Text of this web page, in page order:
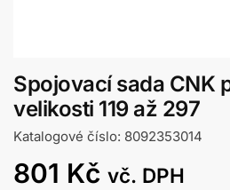
Spojovací sada CNK
velikosti 119 až 297
Katalogové číslo: 8092353014
801 Kč vč. DPH